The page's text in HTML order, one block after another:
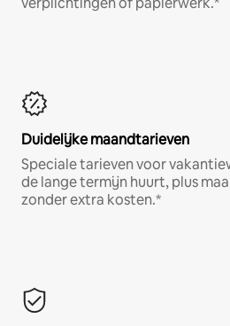
Duidelijke maandtarieven
Speciale tarieven voor
de lange termijn huurt, plus
zonder extra kosten.*